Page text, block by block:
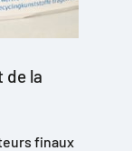
de la
finaux